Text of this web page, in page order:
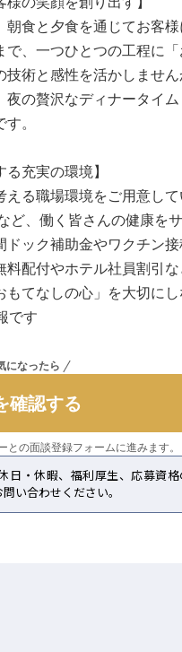
朝食と夕食を通じてお客
、一つひとつの工程に
技術と感性を活かしませ
夜の贅沢なディナータイ
。
充実の環境】
える職場環境をご用意し
ど、働く皆さんの健康を
ドック補助金やワクチン
料配付やホテル社員割引
てなしの心」を大切に
です
になったら
確認する
との面談登録フォームに進みます。
日・休暇、福利厚生、応募資格
い合わせください。